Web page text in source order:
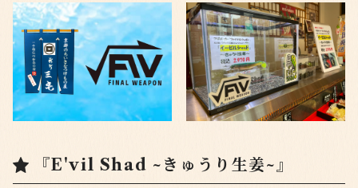
『E'vil Shad ~きゅうり生姜~』